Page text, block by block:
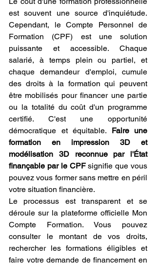
est souvent une source d'inquiétude.
Cependant, le Compte Personnel de
Formation (CPF) est une solution
puissante et accessible. Chaque
salarié, à temps plein ou partiel, et
chaque demandeur d'emploi, cumule
des droits à la formation qui peuvent
être mobilisés pour financer une partie
ou la totalité du coût d'un programme
certifié. C'est une opportunité
démocratique et équitable. Faire une
formation en impression 3D et
modélisation 3D reconnue par l'État
finançable par le CPF signifie que vous
pouvez vous former sans mettre en péril
votre situation financière.
Le processus est transparent et se
déroule sur la plateforme officielle Mon
Compte Formation. Vous pouvez
consulter le montant de vos droits,
rechercher les formations éligibles et
faire votre demande de financement en